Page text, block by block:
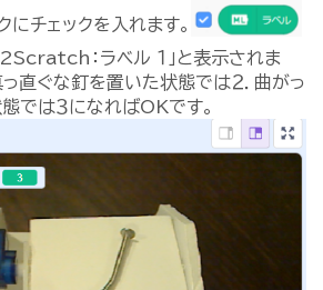
クにチェックを入れます。
：ラベル １」と表示されま
っ直ぐな釘を置いた状態では２．曲がっ
では３になればOKです。